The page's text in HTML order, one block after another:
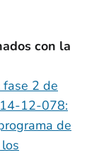
con la
2 de
12-078:
de